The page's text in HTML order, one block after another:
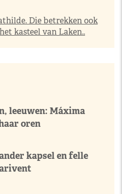
Die betrekken ook
kasteel van Laken..
leeuwen: Máxima
oren
kapsel en felle